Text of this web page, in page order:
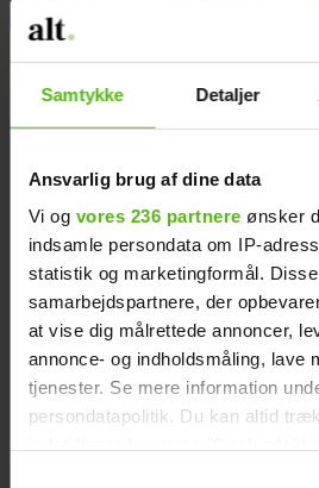
Samtykke Detaljer
Ansvarlig brug af dine data
Vi og vores 236 partnere ønsker
indsamle persondata om IP-
statistik og marketingformål.
samarbejdspartnere, der
at vise dig målrettede annoncer,
annonce- og indholdsmåling, lave
tjenester. Se mere information
persondatapolitik. Du kan altid